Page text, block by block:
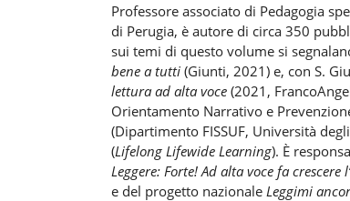
Professore associato di Pedagogia
di Perugia, è autore di circa 350
sui temi di questo volume si
bene a tutti (Giunti, 2021) e, con S.
lettura ad alta voce (2021,
Orientamento Narrativo e
(Dipartimento FISSUF, Università
(Lifelong Lifewide Learning). È
Leggere: Forte! Ad alta voce fa crescere
e del progetto nazionale Leggimi